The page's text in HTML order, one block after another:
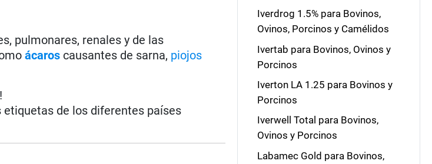
pulmonares, renales y de las
ácaros causantes de sarna, piojos
de los diferentes países
Iverdrog 1.5% para Bovinos,
Ovinos, Porcinos y Camélidos
Ivertab para Bovinos, Ovinos y
Porcinos
Iverton LA 1.25 para Bovinos y
Porcinos
Iverwell Total para Bovinos,
Ovinos y Porcinos
Labamec Gold para Bovinos,